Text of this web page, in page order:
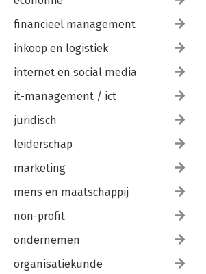
financieel management
inkoop en logistiek
internet en social media
it-management / ict
juridisch
leiderschap
marketing
mens en maatschappij
non-profit
ondernemen
organisatiekunde